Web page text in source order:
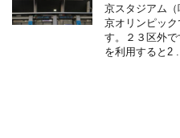
京スタジアム
京オリンピッ
す。２３区外
を利用すると2 ...